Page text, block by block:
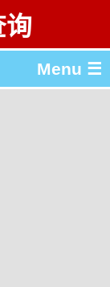
询
Menu ☰